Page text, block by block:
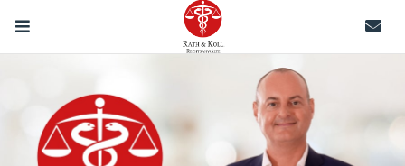
Rechtsanwälte